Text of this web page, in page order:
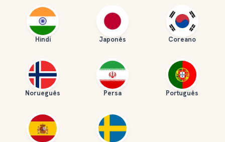
Hindi Japonês Coreano
Norueguês Persa Português